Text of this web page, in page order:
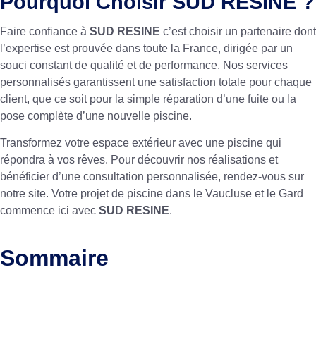
Faire confiance à SUD RESINE c’est choisir un partenaire dont
l’expertise est prouvée dans toute la France, dirigée par un
souci constant de qualité et de performance. Nos services
personnalisés garantissent une satisfaction totale pour chaque
client, que ce soit pour la simple réparation d’une fuite ou la
pose complète d’une nouvelle piscine.
Transformez votre espace extérieur avec une piscine qui
répondra à vos rêves. Pour découvrir nos réalisations et
bénéficier d’une consultation personnalisée, rendez-vous sur
notre site. Votre projet de piscine dans le Vaucluse et le Gard
commence ici avec SUD RESINE.
Sommaire